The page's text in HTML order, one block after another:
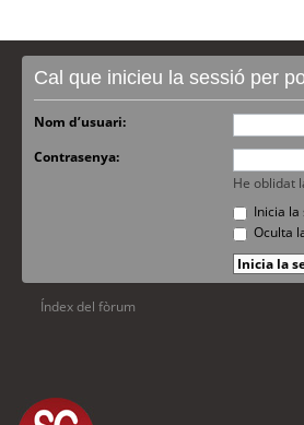
Cal que inicieu la sessió per
Nom d’usuari:
Contrasenya:
He oblidat
Inicia
Oculta
Índex del fòrum